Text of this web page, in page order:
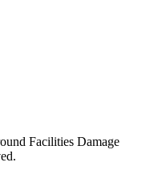
Facilities Damage